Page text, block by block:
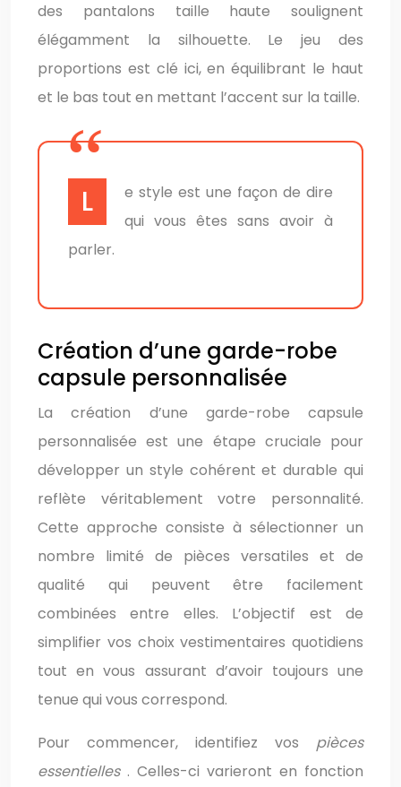
des pantalons taille haute soulignent
élégamment la silhouette. Le jeu des
proportions est clé ici, en équilibrant le haut
et le bas tout en mettant l’accent sur la taille.
Le style est une façon de dire
qui vous êtes sans avoir à
parler.
Création d’une garde-robe
capsule personnalisée
La création d’une garde-robe capsule
personnalisée est une étape cruciale pour
développer un style cohérent et durable qui
reflète véritablement votre personnalité.
Cette approche consiste à sélectionner un
nombre limité de pièces versatiles et de
qualité qui peuvent être facilement
combinées entre elles. L’objectif est de
simplifier vos choix vestimentaires quotidiens
tout en vous assurant d’avoir toujours une
tenue qui vous correspond.
Pour commencer, identifiez vos pièces
essentielles . Celles-ci varieront en fonction